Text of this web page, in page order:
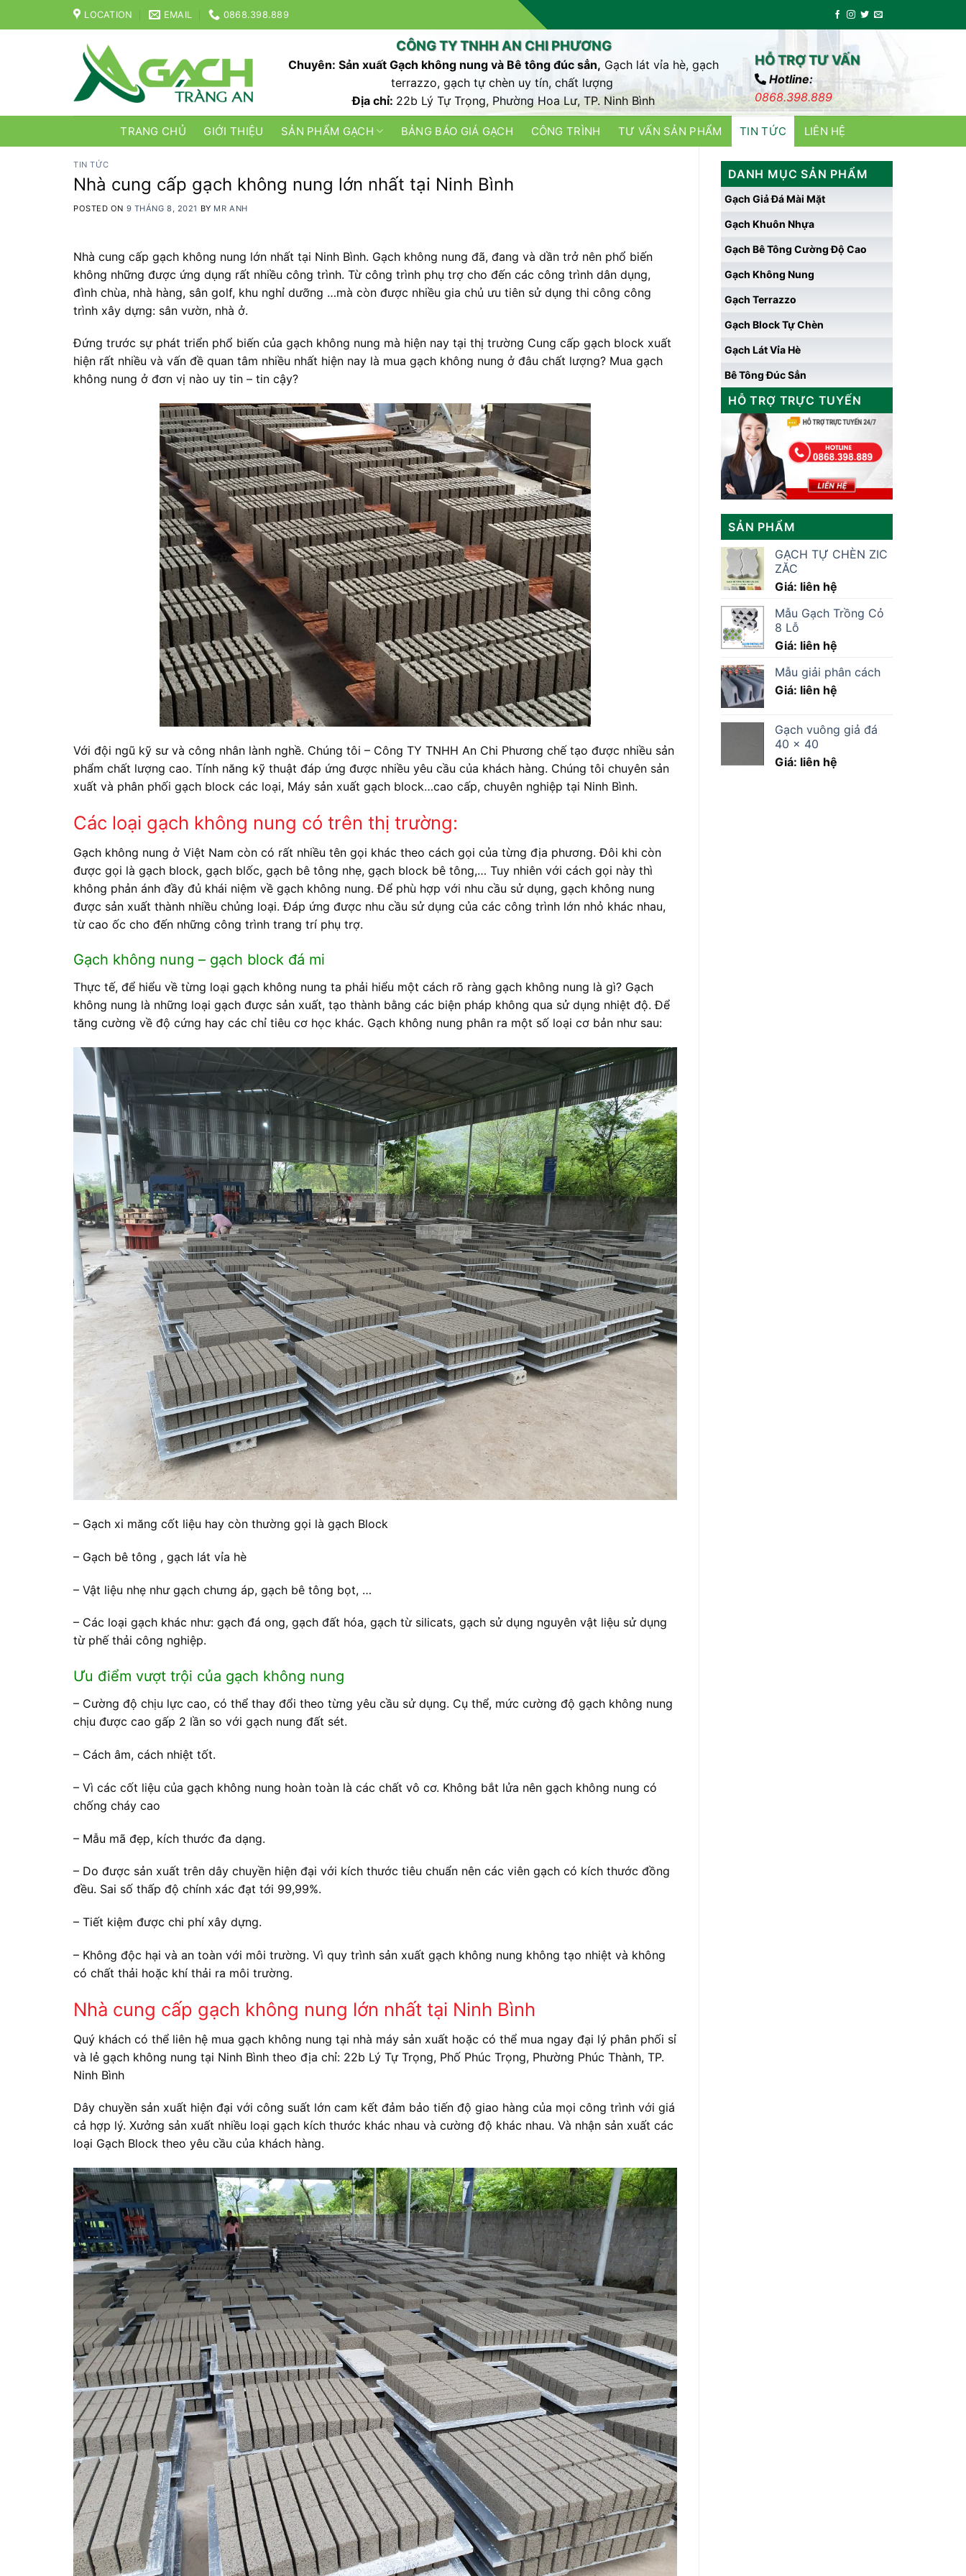
to
LOCATION EMAIL 0868.398.889
CÔNG TY TNHH AN CHI PHƯƠNG
Chuyên: Sản xuất Gạch không nung và Bê tông đúc sẳn, Gạch lát vỉa hè, gạch
terrazzo, gạch tự chèn uy tín, chất lượng
Địa chỉ: 22b Lý Tự Trọng, Phường Hoa Lư, TP. Ninh Bình
HỖ TRỢ TƯ VẤN
Hotline:
0868.398.889
TRANG CHỦ GIỚI THIỆU SẢN PHẨM GẠCH BẢNG BÁO GIÁ GẠCH CÔNG TRÌNH TƯ VẤN SẢN PHẨM TIN TỨC LIÊN HỆ
TIN TỨC
Nhà cung cấp gạch không nung lớn nhất tại Ninh Bình
POSTED ON 9 THÁNG 8, 2021 BY MR ANH
Nhà cung cấp gạch không nung lớn nhất tại Ninh Bình. Gạch không nung đã, đang và dần trở nên phổ biến
không những được ứng dụng rất nhiều công trình. Từ công trình phụ trợ cho đến các công trình dân dụng,
đình chùa, nhà hàng, sân golf, khu nghỉ dưỡng …mà còn được nhiều gia chủ ưu tiên sử dụng thi công công
trình xây dựng: sân vườn, nhà ở.
Đứng trước sự phát triển phổ biến của gạch không nung mà hiện nay tại thị trường Cung cấp gạch block xuất
hiện rất nhiều và vấn đề quan tâm nhiều nhất hiện nay là mua gạch không nung ở đâu chất lượng? Mua gạch
không nung ở đơn vị nào uy tin – tin cậy?
Với đội ngũ kỹ sư và công nhân lành nghề. Chúng tôi – Công TY TNHH An Chi Phương chế tạo được nhiều sản
phẩm chất lượng cao. Tính năng kỹ thuật đáp ứng được nhiều yêu cầu của khách hàng. Chúng tôi chuyên sản
xuất và phân phối gạch block các loại, Máy sản xuất gạch block…cao cấp, chuyên nghiệp tại Ninh Bình.
Các loại gạch không nung có trên thị trường:
Gạch không nung ở Việt Nam còn có rất nhiều tên gọi khác theo cách gọi của từng địa phương. Đôi khi còn
được gọi là gạch block, gạch blốc, gạch bê tông nhẹ, gạch block bê tông,… Tuy nhiên với cách gọi này thì
không phản ánh đầy đủ khái niệm về gạch không nung. Để phù hợp với nhu cầu sử dụng, gạch không nung
được sản xuất thành nhiều chủng loại. Đáp ứng được nhu cầu sử dụng của các công trình lớn nhỏ khác nhau,
từ cao ốc cho đến những công trình trang trí phụ trợ.
Gạch không nung – gạch block đá mi
Thực tế, để hiểu về từng loại gạch không nung ta phải hiểu một cách rõ ràng gạch không nung là gì? Gạch
không nung là những loại gạch được sản xuất, tạo thành bằng các biện pháp không qua sử dụng nhiệt độ. Để
tăng cường về độ cứng hay các chỉ tiêu cơ học khác. Gạch không nung phân ra một số loại cơ bản như sau:
– Gạch xi măng cốt liệu hay còn thường gọi là gạch Block
– Gạch bê tông , gạch lát vỉa hè
– Vật liệu nhẹ như gạch chưng áp, gạch bê tông bọt, …
– Các loại gạch khác như: gạch đá ong, gạch đất hóa, gạch từ silicats, gạch sử dụng nguyên vật liệu sử dụng
từ phế thải công nghiệp.
Ưu điểm vượt trội của gạch không nung
– Cường độ chịu lực cao, có thể thay đổi theo từng yêu cầu sử dụng. Cụ thể, mức cường độ gạch không nung
chịu được cao gấp 2 lần so với gạch nung đất sét.
– Cách âm, cách nhiệt tốt.
– Vì các cốt liệu của gạch không nung hoàn toàn là các chất vô cơ. Không bắt lửa nên gạch không nung có
chống cháy cao
– Mẫu mã đẹp, kích thước đa dạng.
– Do được sản xuất trên dây chuyền hiện đại với kích thước tiêu chuẩn nên các viên gạch có kích thước đồng
đều. Sai số thấp độ chính xác đạt tới 99,99%.
– Tiết kiệm được chi phí xây dựng.
– Không độc hại và an toàn với môi trường. Vì quy trình sản xuất gạch không nung không tạo nhiệt và không
có chất thải hoặc khí thải ra môi trường.
Nhà cung cấp gạch không nung lớn nhất tại Ninh Bình
Quý khách có thể liên hệ mua gạch không nung tại nhà máy sản xuất hoặc có thể mua ngay đại lý phân phối sỉ
và lẻ gạch không nung tại Ninh Bình theo địa chỉ: 22b Lý Tự Trọng, Phố Phúc Trọng, Phường Phúc Thành, TP.
Ninh Bình
Dây chuyền sản xuất hiện đại với công suất lớn cam kết đảm bảo tiến độ giao hàng của mọi công trình với giá
cả hợp lý. Xưởng sản xuất nhiều loại gạch kích thước khác nhau và cường độ khác nhau. Và nhận sản xuất các
loại Gạch Block theo yêu cầu của khách hàng.
DANH MỤC SẢN PHẨM
Gạch Giả Đá Mài Mặt
Gạch Khuôn Nhựa
Gạch Bê Tông Cường Độ Cao
Gạch Không Nung
Gạch Terrazzo
Gạch Block Tự Chèn
Gạch Lát Vỉa Hè
Bê Tông Đúc Sẳn
HỖ TRỢ TRỰC TUYẾN
SẢN PHẨM
GẠCH TỰ CHÈN ZIC
ZĂC
Giá: liên hệ
Mẫu Gạch Trồng Cỏ
8 Lỗ
Giá: liên hệ
Mẫu giải phân cách
Giá: liên hệ
Gạch vuông giả đá
40 x 40
Giá: liên hệ